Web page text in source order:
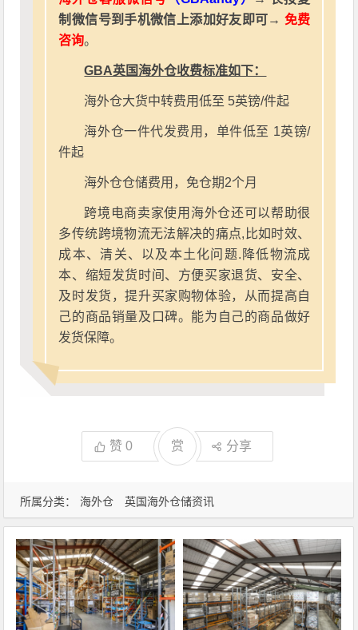
所属分类： 海外仓 英国海外仓储资讯
制微信号到手机微信上添加好友即可→ 免费
咨询。
GBA英国海外仓收费标准如下：
海外仓大货中转费用低至 5英镑/件起
海外仓一件代发费用，单件低至 1英镑/
件起
海外仓仓储费用，免仓期2个月
跨境电商卖家使用海外仓还可以帮助很
多传统跨境物流无法解决的痛点,比如时效、
成本、清关、以及本土化问题.降低物流成
本、缩短发货时间、方便买家退货、安全、
及时发货，提升买家购物体验，从而提高自
己的商品销量及口碑。能为自己的商品做好
发货保障。
赞0 赏 分享